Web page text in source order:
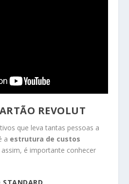
REVOLUT
que leva tantas pessoas a
a estrutura de custos
assim, é importante conhecer